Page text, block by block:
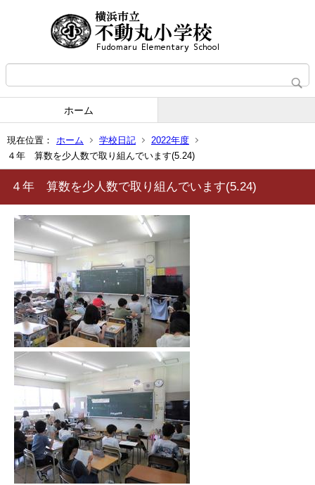
ホーム
現在位置： ホーム 学校日記
2022年度
４年 算数を少人数で取り組んでいます(5.24)
４年 算数を少人数で取り組んでいます(5.24)